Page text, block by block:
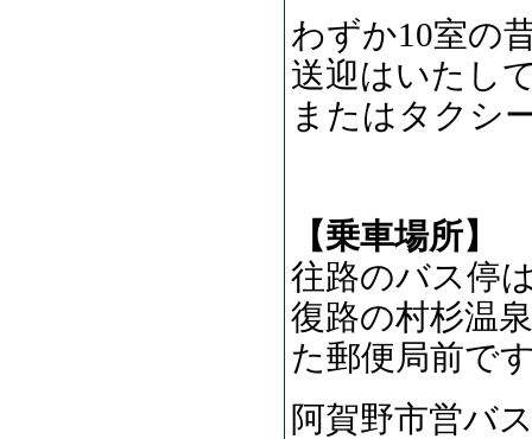
わずか10室の
送迎はいたし
またはタクシ
【乗車場所】
往路のバス停
復路の村杉温
た郵便局前で
阿賀野市営バ